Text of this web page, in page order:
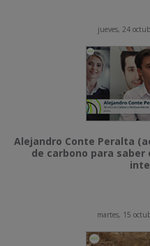
jueves, 24
Alejandro Conte Peralta
de carbono para
martes, 15